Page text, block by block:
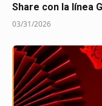
Share con la línea
03/31/2026